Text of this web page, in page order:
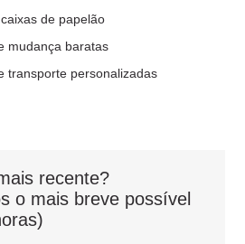
de papelão
mudança baratas
transporte personalizadas
recente?
o mais breve possível